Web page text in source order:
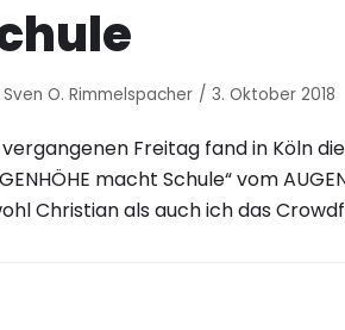
Sven O. Rimmelspacher 3. Oktober 2018
Freitag fand in Köln
macht Schule“ vom
Christian als auch ich das